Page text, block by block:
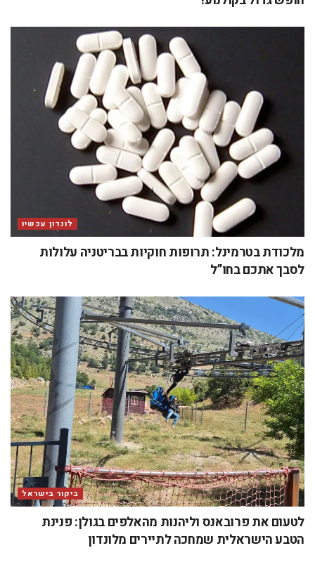
לונדון עכשיו
מלכודת בטרמינל: תרופות חוקיות בבריטניה עלולות
לסבך אתכם בחו”ל
ביקור בישראל
לטעום את פרובאנס וליהנות מהאלפים בגולן: פנינת
הטבע הישראלית שמחכה לתיירים מלונדון